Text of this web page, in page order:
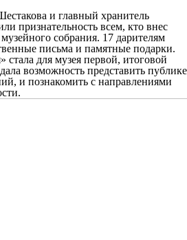
и главный хранитель
признательность всем, кто внес
собрания. 17 дарителям
письма и памятные подарки.
стала для музея первой, итоговой
возможность представить публике
и познакомить с направлениями